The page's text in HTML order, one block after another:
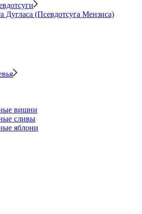
Дугласа (Псевдотсуга Мензиса)
вишни
сливы
яблони